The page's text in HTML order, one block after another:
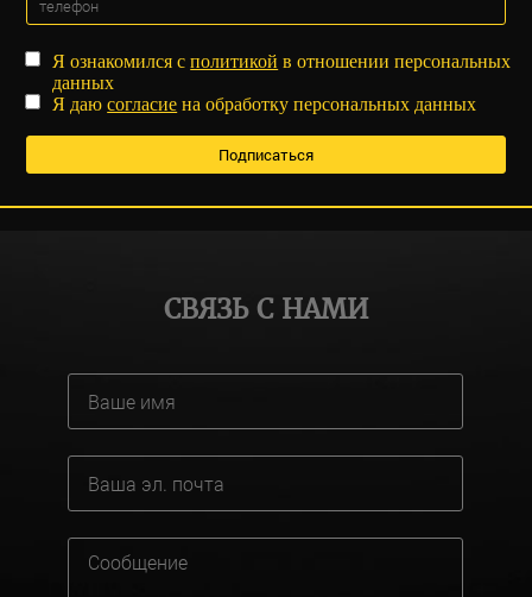
Я ознакомился сполитикой в отношении персональных
данных
Я даюсогласие на обработку персональных данных
СВЯЗЬ С НАМИ